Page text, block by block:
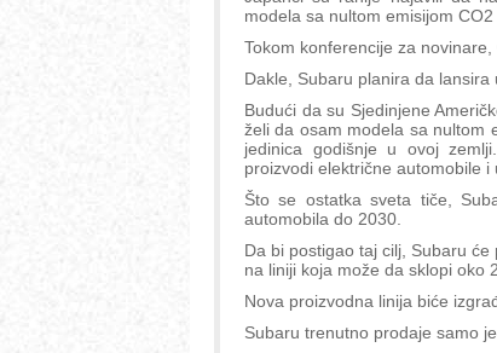
modela sa nultom emisijom
Tokom konferencije za
Dakle, Subaru planira da
Budući da su Sjedinjene
želi da osam modela sa nultom
jedinica godišnje u ovoj
proizvodi električne automobile i
Što se ostatka sveta tiče,
automobila do 2030.
Da bi postigao taj cilj, Subaru
na liniji koja može da sklopi oko
Nova proizvodna linija biće
Subaru trenutno prodaje samo